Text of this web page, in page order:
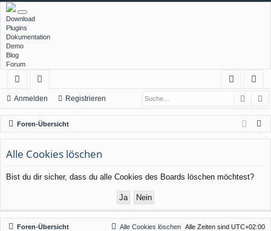
Download
Plugins
Dokumentation
Demo
Blog
Forum
ch
ne
llz
ug
rif
or
en
m
el
n
ist
rie
n
Anmelden Registrieren
Foren-Übersicht
Alle Cookies löschen
Bist du dir sicher, dass du alle Cookies des Boards löschen möchtest?
Foren-Übersicht Alle Zeiten sind UTC+02:00
Alle Cookies löschen